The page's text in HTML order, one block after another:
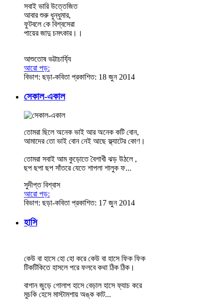
সবাই ভারি উত্তেজিত
আবার শুরু ধুন্ধুমার,
ফুটবলে কে বিশ্বসেরা
পায়ের জাদু চমৎকার।।
আশুতোষ ভট্টাচার্য্যি
আরো পড়:
বিভাগ: ছড়া-কবিতা প্রকাশিত: 18 জুন 2014
সেকাল-একাল
তোমরা ছিলে অনেক ভাই আর অনেক কটি বোন,
আমাদের তো ভাই বোন নেই আছে ফ্ল্যাটের কোণ।
তোমরা সবাই আম কুড়োতে বৈশাখী ঝড় উঠলে ,
ছপ ছপা ছপ সাঁতরে যেতে শাপলা শালুক ফ...
সুদীপ্ত বিশ্বাস
আরো পড়:
বিভাগ: ছড়া-কবিতা প্রকাশিত: 17 জুন 2014
হাসি
কেউ বা হাসে হো হো করে কেউ বা হাসে ফিক ফিক
টিকটিকিতে হাসলে পরে ফলবে কথা ঠিক ঠিক।
বাগান জুড়ে গোলাপ হাসে বেড়াল হাসে ফ্যাচ করে
মুচকি হেসে মাস্টামশায় অঙ্ক কাট...